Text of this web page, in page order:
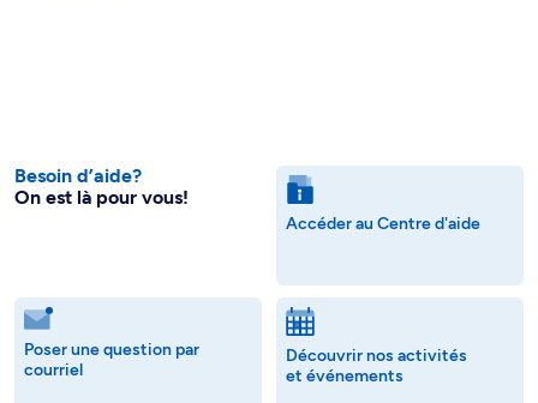
Besoin d’aide?
On est là pour vous!
Accéder au Centre d'aide
Poser une question par
courriel
Découvrir nos activités
et événements